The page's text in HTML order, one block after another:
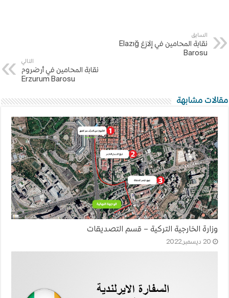
السابق
نقابة المحامين في إلازِغ Elazığ
Barosu
التالي
نقابة المحامين في أرضروم
Erzurum Barosu
مقالات مشابهة
وزارة الخارجية التركية – قسم التصديقات
20 ديسمبر,2022